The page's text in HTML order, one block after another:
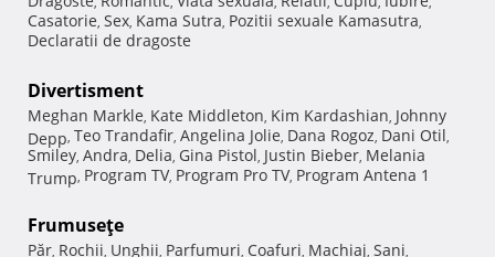
Casatorie, Sex, Kama Sutra, Pozitii sexuale Kamasutra,
Declaratii de dragoste
Divertisment
Meghan Markle, Kate Middleton, Kim Kardashian, Johnny
Depp, Teo Trandafir, Angelina Jolie, Dana Rogoz, Dani Otil,
Smiley, Andra, Delia, Gina Pistol, Justin Bieber, Melania
Trump, Program TV, Program Pro TV, Program Antena 1
Frumuseţe
Păr, Rochii, Unghii, Parfumuri, Coafuri, Machiaj, Sani,